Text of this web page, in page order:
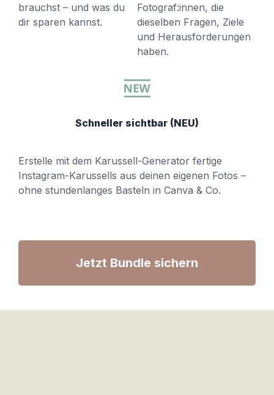
brauchst – und was du
dir sparen kannst.
Fotograf:innen, die
dieselben Fragen, Ziele
und Herausforderungen
haben.
Schneller sichtbar (NEU)
Erstelle mit dem Karussell-Generator fertige
Instagram-Karussells aus deinen eigenen Fotos –
ohne stundenlanges Basteln in Canva & Co.
Jetzt Bundle sichern